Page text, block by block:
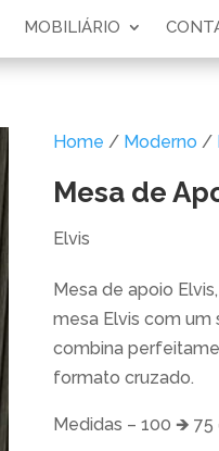
MOBILIÁRIO
Home / Moderno /
Mesa de
Elvis
Mesa de apoio
mesa Elvis com
combina
formato cruzado.
Medidas – 100 🡺